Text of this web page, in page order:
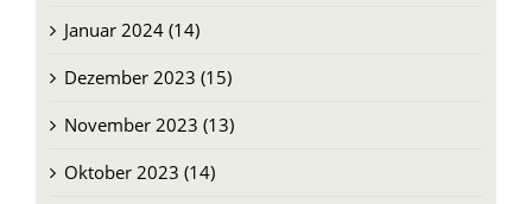
Januar 2024 (14)
Dezember 2023 (15)
November 2023 (13)
Oktober 2023 (14)